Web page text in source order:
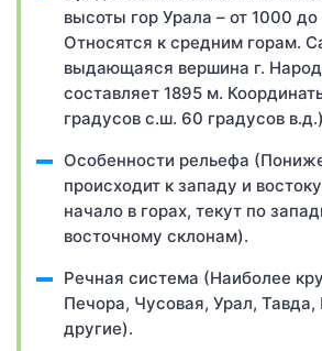
высоты гор Урала – от 1000
Относятся к средним горам.
выдающаяся вершина г.
составляет 1895 м.
градусов с.ш. 60 градусов
Особенности рельефа
происходит к западу и
начало в горах, текут по
восточному склонам).
Речная система (Наиболее
Печора, Чусовая, Урал,
другие).